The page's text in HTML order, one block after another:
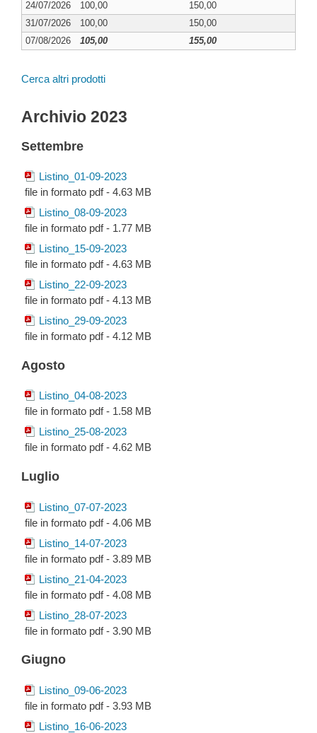
24/07/2026 100,00
150,00
31/07/2026
100,00
150,00
07/08/2026
105,00 155,00
Cerca altri prodotti
Archivio 2023
Settembre
Listino_01-09-2023
file in formato pdf - 4.63 MB
Listino_08-09-2023
file in formato pdf - 1.77 MB
Listino_15-09-2023
file in formato pdf - 4.63 MB
Listino_22-09-2023
file in formato pdf - 4.13 MB
Listino_29-09-2023
file in formato pdf - 4.12 MB
Agosto
Listino_04-08-2023
file in formato pdf - 1.58 MB
Listino_25-08-2023
file in formato pdf - 4.62 MB
Luglio
Listino_07-07-2023
file in formato pdf - 4.06 MB
Listino_14-07-2023
file in formato pdf - 3.89 MB
Listino_21-04-2023
file in formato pdf - 4.08 MB
Listino_28-07-2023
file in formato pdf - 3.90 MB
Giugno
Listino_09-06-2023
file in formato pdf - 3.93 MB
Listino_16-06-2023